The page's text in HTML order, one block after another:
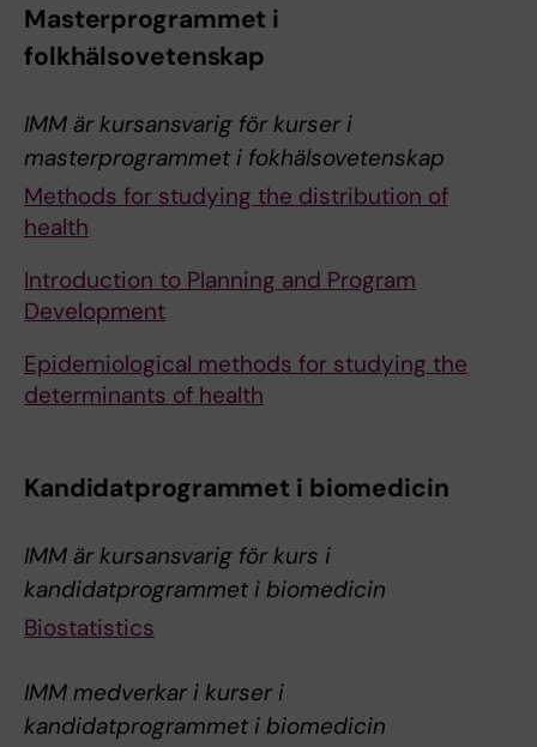
Masterprogrammet i
folkhälsovetenskap
IMM är kursansvarig för kurser i
masterprogrammet i fokhälsovetenskap
Methods for studying the distribution of
health
Introduction to Planning and Program
Development
Epidemiological methods for studying the
determinants of health
Kandidatprogrammet i biomedicin
IMM är kursansvarig för kurs i
kandidatprogrammet i biomedicin
Biostatistics
IMM medverkar i kurser i
kandidatprogrammet i biomedicin